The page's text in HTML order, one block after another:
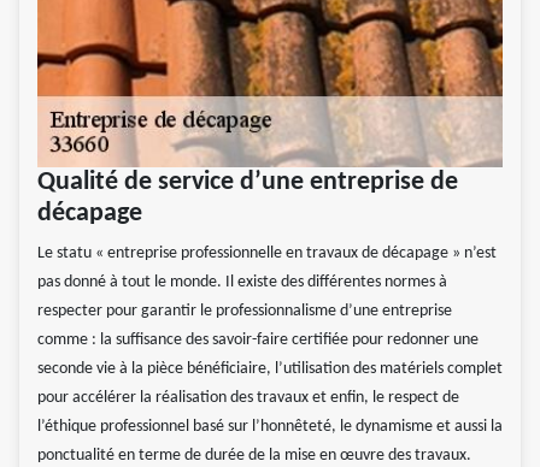
Qualité de service d’une entreprise de
décapage
Le statu « entreprise professionnelle en travaux de décapage » n’est
pas donné à tout le monde. Il existe des différentes normes à
respecter pour garantir le professionnalisme d’une entreprise
comme : la suffisance des savoir-faire certifiée pour redonner une
seconde vie à la pièce bénéficiaire, l’utilisation des matériels complet
pour accélérer la réalisation des travaux et enfin, le respect de
l’éthique professionnel basé sur l’honnêteté, le dynamisme et aussi la
ponctualité en terme de durée de la mise en œuvre des travaux.